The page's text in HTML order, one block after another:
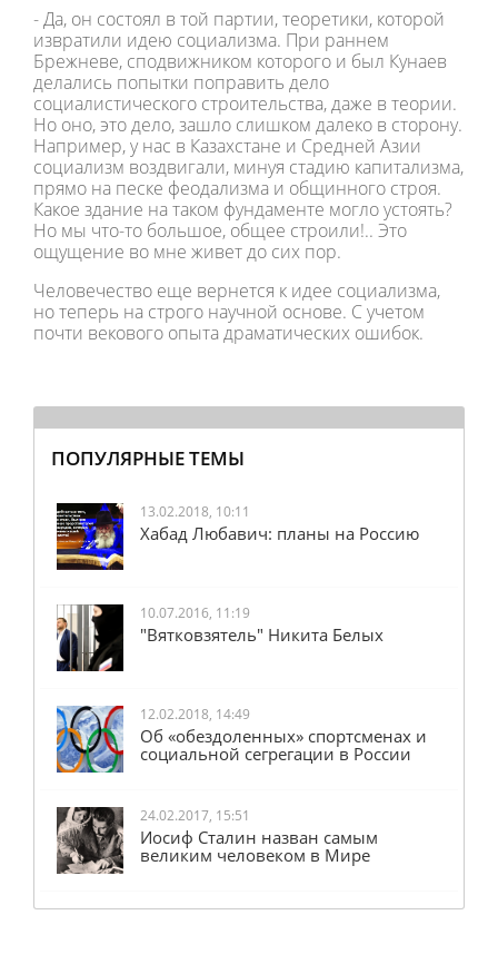
- Да, он состоял в той партии, теоретики, которой
извратили идею социализма. При раннем
Брежневе, сподвижником которого и был Кунаев
делались попытки поправить дело
социалистического строительства, даже в теории.
Но оно, это дело, зашло слишком далеко в сторону.
Например, у нас в Казахстане и Средней Азии
социализм воздвигали, минуя стадию капитализма,
прямо на песке феодализма и общинного строя.
Какое здание на таком фундаменте могло устоять?
Но мы что-то большое, общее строили!.. Это
ощущение во мне живет до сих пор.
Человечество еще вернется к идее социализма,
но теперь на строго научной основе. С учетом
почти векового опыта драматических ошибок.
ПОПУЛЯРНЫЕ ТЕМЫ
13.02.2018, 10:11
Хабад Любавич: планы на Россию
10.07.2016, 11:19
"Вятковзятель" Никита Белых
12.02.2018, 14:49
Об «обездоленных» спортсменах и
социальной сегрегации в России
24.02.2017, 15:51
Иосиф Сталин назван самым
великим человеком в Мире